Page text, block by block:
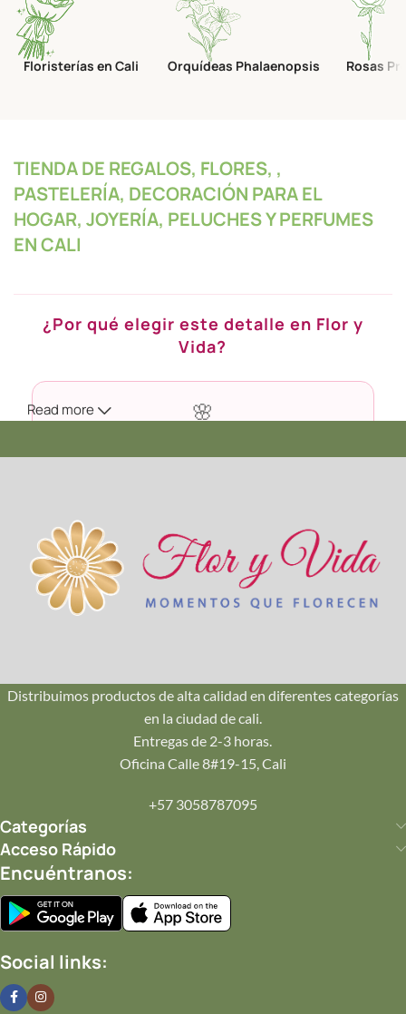
Floristerías en Cali Orquídeas Phalaenopsis Rosas
TIENDA DE REGALOS, FLORES, ,
PASTELERÍA, DECORACIÓN PARA EL
HOGAR, JOYERÍA, PELUCHES Y PERFUMES
EN CALI
¿Por qué elegir este detalle en Flor y
Vida?
🌸
🚚
Envío en Cali
💌
Tu Mensaje
Incluye una tarjeta personalizada con tu mensaje impreso
Completa tu Regalo
Read more
Distribuimos productos de alta calidad en diferentes categorías
en la ciudad de cali.
Entregas de 2-3 horas.
Oficina Calle 8#19-15, Cali
+57 3058787095
Categorías
Acceso Rápido
Encuéntranos:
Social links: